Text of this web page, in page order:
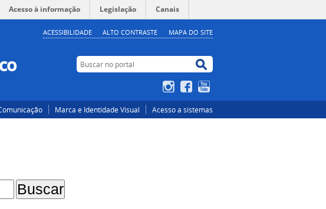
Acesso à informação Legislação Canais
ACESSIBILIDADE ALTO CONTRASTE MAPA DO SITE
Buscar no portal
Buscar no portal
InstagramFacebook
Marca e Identidade Visual Acesso a sistemas